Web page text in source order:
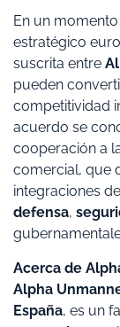
En un
estratégico
suscrita entre
pueden
competitividad
acuerdo se
cooperación a
comercial, que
integraciones
defensa,
Acerca de
Alpha
España, es un